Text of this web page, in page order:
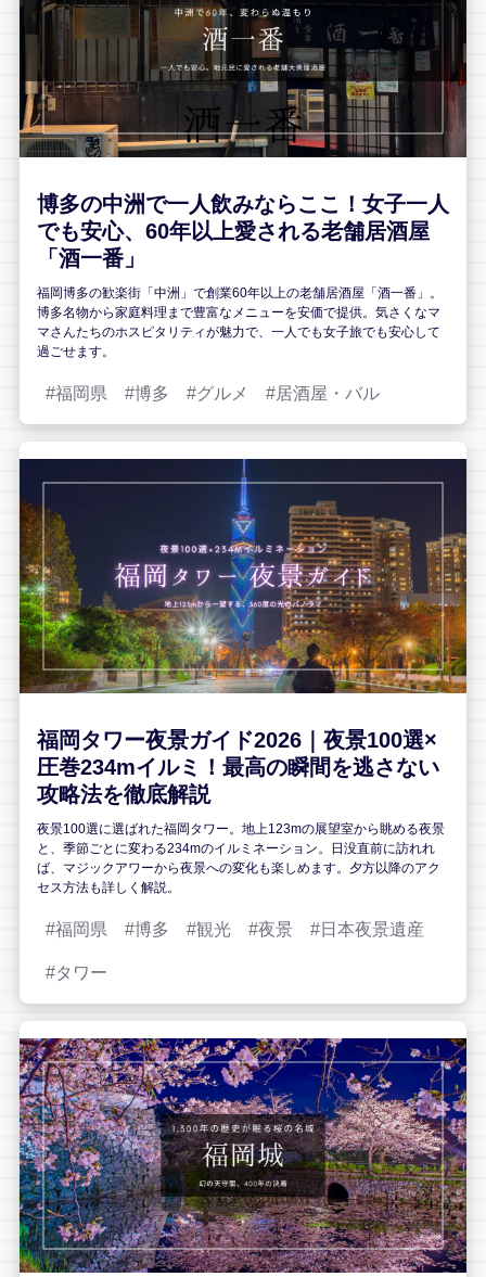
博多の中洲で一人飲みならここ！女子一人
でも安心、60年以上愛される老舗居酒屋
「酒一番」
福岡博多の歓楽街「中洲」で創業60年以上の老舗居酒屋「酒一番」。
博多名物から家庭料理まで豊富なメニューを安価で提供。気さくなマ
マさんたちのホスピタリティが魅力で、一人でも女子旅でも安心して
過ごせます。
福岡県 博多 グルメ 居酒屋・バル
福岡タワー夜景ガイド2026｜夜景100選×
圧巻234mイルミ！最高の瞬間を逃さない
攻略法を徹底解説
夜景100選に選ばれた福岡タワー。地上123mの展望室から眺める夜景
と、季節ごとに変わる234mのイルミネーション。日没直前に訪れれ
ば、マジックアワーから夜景への変化も楽しめます。夕方以降のアク
セス方法も詳しく解説。
福岡県 博多 観光 夜景 日本夜景遺産
タワー